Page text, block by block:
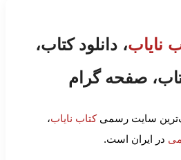
نایاب، دانلود کتاب،
صفحه گرام
سایت رسمیکتاب نایاب،
در ایران است.